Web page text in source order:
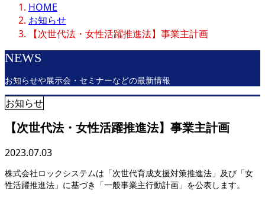
HOME
お知らせ
【次世代法・女性活躍推進法】事業主計画
NEWS
お知らせや展示会・セミナーなどの最新情報
お知らせ
【次世代法・女性活躍推進法】事業主計画
2023.07.03
株式会社ロックシステムは「次世代育成支援対策推進法」及び「女
性活躍推進法」に基づき「一般事業主行動計画」を公表します。